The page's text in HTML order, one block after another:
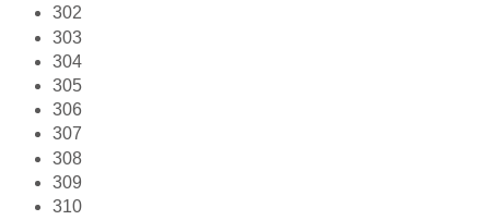
302
303
304
305
306
307
308
309
310